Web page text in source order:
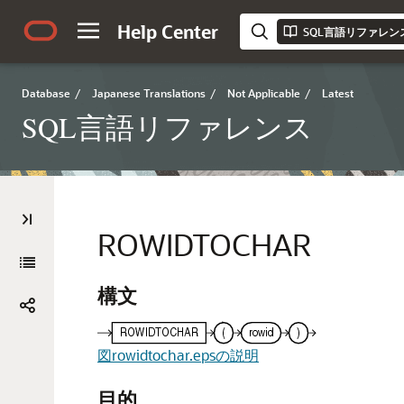
Help Center SQL言語リファレン
Database / Japanese Translations / Not Applicable / Latest
SQL言語リファレンス
ROWIDTOCHAR
構文
図rowidtochar.epsの説明